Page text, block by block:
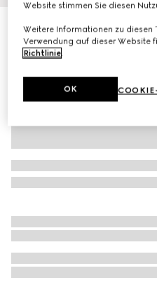
Kleid aus GG
€ 1.390
Website stimmen Sie diesen
Weitere Informationen zu diesen
Verwendung auf dieser Website
Richtlinie.
OK